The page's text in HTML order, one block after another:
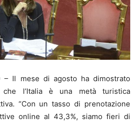
– Il mese di agosto ha dimostrato
l’Italia è una metà turistica
“Con un tasso di prenotazione
online al 43,3%, siamo fieri di